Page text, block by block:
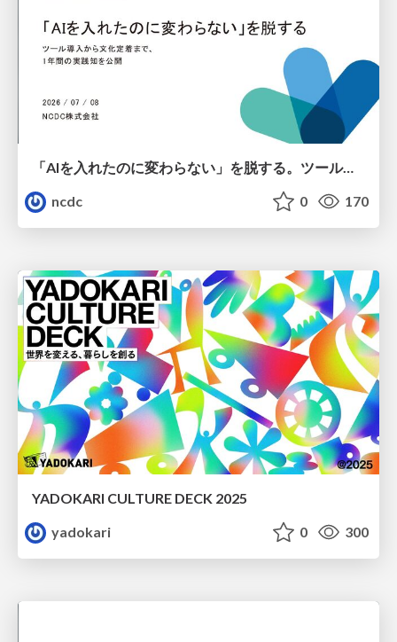
「AIを入れたのに変わらない」を脱する。ツール導入から文化定着まで、1年間の実践知を公開
ncdc
0 170
YADOKARI CULTURE DECK 2025
yadokari
0 300